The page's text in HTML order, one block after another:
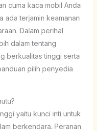
cuma kaca mobil Anda
ada terjamin keamanan
Dalam perihal
dalam tentang
berkualitas tinggi serta
pilih penyedia
yaitu kunci inti untuk
berkendara. Peranan